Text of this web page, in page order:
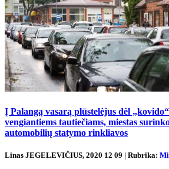
Į Palangą vasarą plūstelėjus dėl
vengiantiems tautiečiams, miestas
automobilių statymo rinkliavos
Linas JEGELEVIČIUS, 2020 12 09 | Rubrika: